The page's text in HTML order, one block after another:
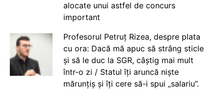
alocate unui astfel de concurs
important
Profesorul Petruț Rizea, despre plata
cu ora: Dacă mă apuc să strâng sticle
și să le duc la SGR, câștig mai mult
într-o zi / Statul îți aruncă niște
mărunțiș și îți cere să-i spui „salariu”.